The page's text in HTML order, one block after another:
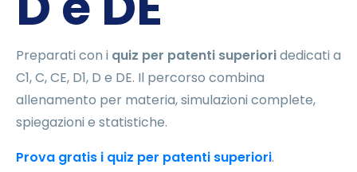
Preparati con i quiz per patenti superioridedicati a
C1, C, CE, D1, D e DE. Il percorso combina
allenamento per materia, simulazioni complete,
spiegazioni e statistiche.
Prova gratis i quiz per patenti superiori.